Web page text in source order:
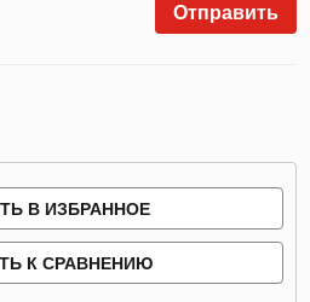
Отправить
В ИЗБРАННОЕ
К СРАВНЕНИЮ